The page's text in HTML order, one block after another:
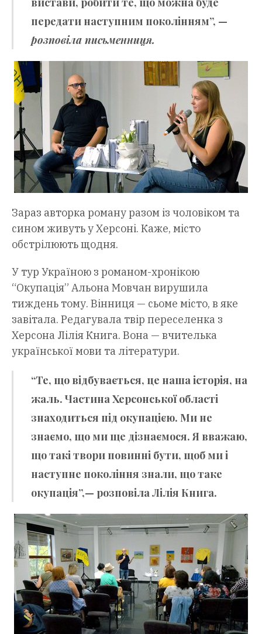
передати наступним поколінням”, —
розповіла письменниця.
Зараз авторка роману разом із чоловіком та
сином живуть у Херсоні. Каже, місто
обстрілюють щодня.
У тур Україною з романом-хронікою
“Окупація” Альона Мовчан вирушила
тиждень тому. Вінниця — сьоме місто, в яке
завітала. Редагувала твір переселенка з
Херсона Лілія Книга. Вона — вчителька
української мови та літератури.
“Те, що відбувається, це наша історія, на
жаль. Частина Херсонської області
знаходиться під окупацією. Ми не
знаємо, що ми ще дізнаємося. Я вважаю,
що такі твори повинні бути, щоб ми і
наступне покоління знали, що таке
окупація”,— розповіла Лілія Книга.